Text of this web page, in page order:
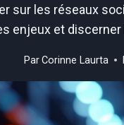
sur les réseaux
enjeux et
ParCorinne Laurta